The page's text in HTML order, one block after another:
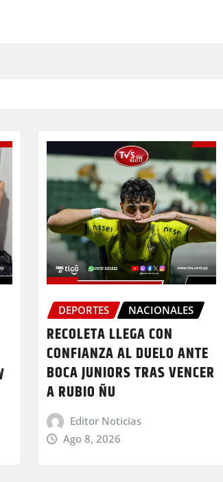
DEPORTES NACIONALES
RECOLETA LLEGA CON
CONFIANZA AL DUELO ANTE
BOCA JUNIORS TRAS VENCER
A RUBIO ÑU
Editor Noticias
Ago 8, 2026